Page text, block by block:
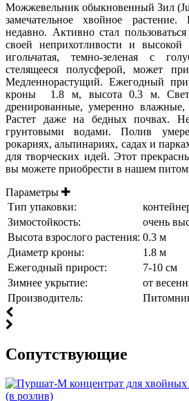
Можжевельник обыкновенный Зил
замечательное хвойное растение.
недавно. Активно стал
своей неприхотливости и высокой
игольчатая, темно-зеленая с
стелящееся полусферой, может
Медленнорастущий. Ежегодный
кроны 1.8 м, высота 0.3 м.
дренированные, умеренно влажные,
Растет даже на бедных почвах.
грунтовыми водами. Полив
рокариях, альпинариях, садах и
для творческих идей. Этот
вы можете приобрести в нашем
Параметры
Тип упаковки:
Зимостойкость:
очень
Высота взрослого растения: 0.3 м
Диаметр кроны:
1.8 м
Ежегодный прирост:
7-10 см
Зимнее укрытие:
от
Производитель:
Cопутствующие